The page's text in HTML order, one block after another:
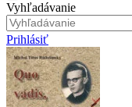
Vyhľadávanie
Prihlásiť